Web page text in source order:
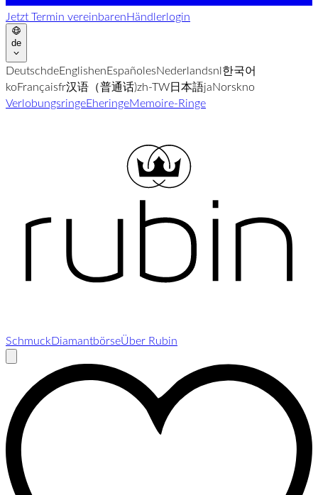
Jetzt Termin vereinbarenHändlerlogin
de
DeutschdeEnglishenEspañolesNederlandsnl한국어
koFrançaisfr汉语（普通话)zh-TW日本語jaNorskno
VerlobungsringeEheringeMemoire-Ringe
SchmuckDiamantbörseÜber Rubin